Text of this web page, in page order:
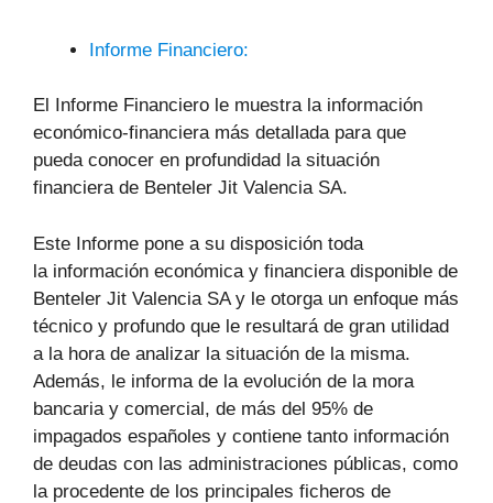
Informe Financiero:
El Informe Financiero le muestra la información
económico-financiera más detallada para que
pueda conocer en profundidad la situación
financiera de Benteler Jit Valencia SA.
Este Informe pone a su disposición toda
la información económica y financiera disponible de
Benteler Jit Valencia SA y le otorga un enfoque más
técnico y profundo que le resultará de gran utilidad
a la hora de analizar la situación de la misma.
Además, le informa de la evolución de la mora
bancaria y comercial, de más del 95% de
impagados españoles y contiene tanto información
de deudas con las administraciones públicas, como
la procedente de los principales ficheros de